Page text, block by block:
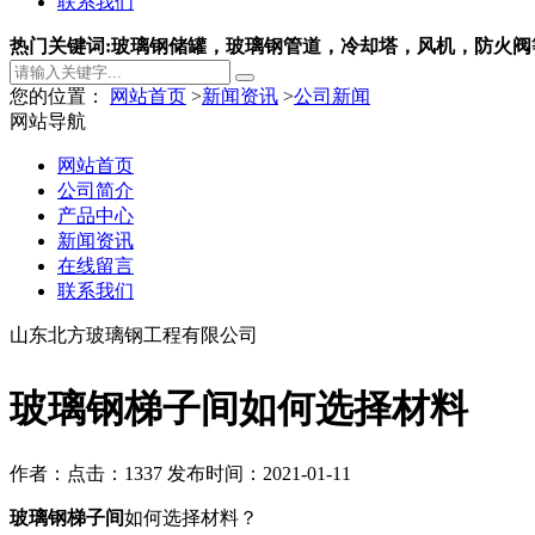
热门关键词:玻璃钢储罐，玻璃钢管道，冷却塔，风机，防火阀
您的位置： 网站首页 >新闻资讯 >公司新闻
玻璃钢梯子间如何选择材料
作者： 点击：1337 发布时间：2021-01-11
玻璃钢梯子间如何选择材料？
网站导航
网站首页
公司简介
产品中心
新闻资讯
在线留言
联系我们
山东北方玻璃钢工程有限公司